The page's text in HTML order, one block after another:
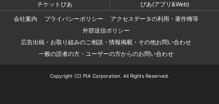
チケットぴあ
ぴあ(アプリ&Web)
会社案内
プライバシーポリシー
アクセスデータの利用・著作権等
外部送信ポリシー
広告出稿・お取り組みのご相談・情報掲載・その他お問い合わせ
一般の読者の方・ユーザーの方からのお問い合わせ
Copyright (C) PIA Corporation. All Rights Reserved.